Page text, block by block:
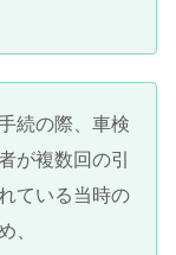
続の際、車検
が複数回の引
ている当時の
、